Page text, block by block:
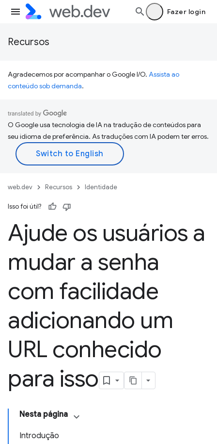
Fazer login
Recursos
Agradecemos por acompanhar o Google I/O. Assista ao
conteúdo sob demanda.
O Google usa tecnologia de IA na tradução de conteúdos para
seu idioma de preferência. As traduções com IA podem ter erros.
web.dev Recursos Identidade
Isso foi útil?
Ajude os usuários a
mudar a senha
com facilidade
adicionando um
URL conhecido
para isso
Nesta página
Introdução